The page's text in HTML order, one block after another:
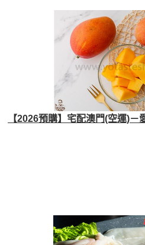
【2026預購】宅配澳門(空運)